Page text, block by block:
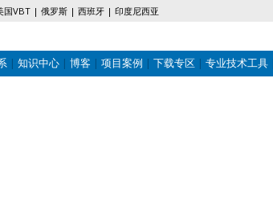
国VBT 俄罗斯 西班牙 印度尼西亚
知识中心 博客 项目案例 下载专区 专业技术工具